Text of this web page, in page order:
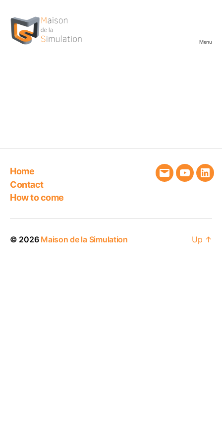
Menu
Home
Contact
How to come
EmailYouTube
© 2026 Maison de la Simulation Up ↑